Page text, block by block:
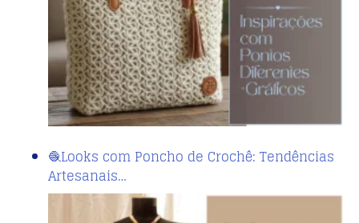
🧶Looks com Poncho de Crochê: Tendências
Artesanais…